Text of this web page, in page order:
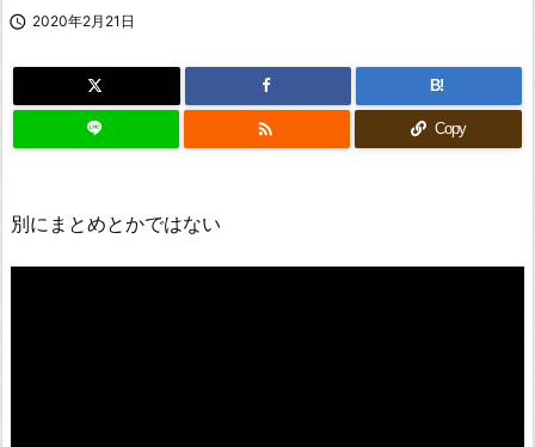
 2020年2月21日
B!
 Copy
別にまとめとかではない